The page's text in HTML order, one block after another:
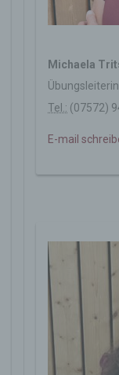
Michaela
Übungsleiterin
Tel.: (07572)
E-mail